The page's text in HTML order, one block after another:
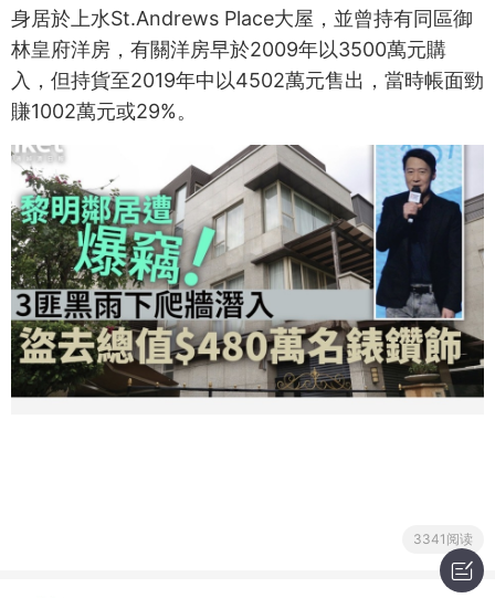
身居於上水St.Andrews Place大屋，並曾持有同區御
林皇府洋房，有關洋房早於2009年以3500萬元購
入，但持貨至2019年中以4502萬元售出，當時帳面勁
賺1002萬元或29%。
3341阅读